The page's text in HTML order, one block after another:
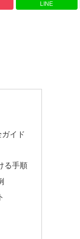
LINE
イド
る手順